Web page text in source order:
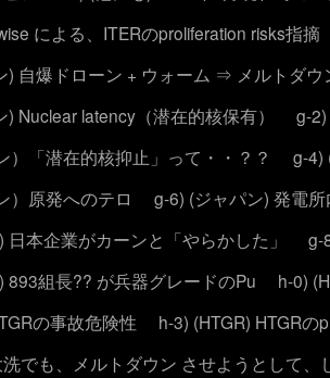
による、ITERのproliferation risks指摘
) 自爆ドローン + ウォーム ⇒ メルトダウ
Nuclear latency（潜在的核保有）
g-
）「潜在的核抑止」って・・？？
g-4)
）原発へのテロ
g-6) (ジャパン) 発電
日本企業がカーンと「やらかした」
g-
893組長?? が兵器グレードのPu
h-0)
の事故危険性
h-3) (HTGR) HTGRの
洗でも、メルトダウン させようとして、